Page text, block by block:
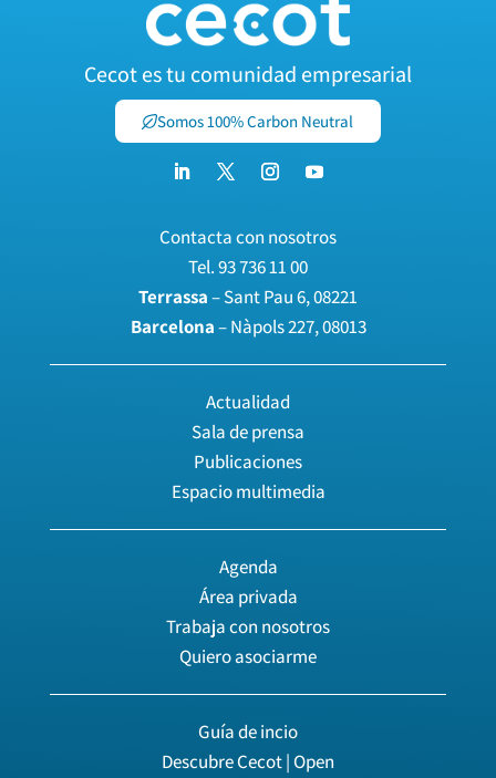
Cecot es tu comunidad empresarial
Somos 100% Carbon Neutral
Contacta con nosotros
Tel.93 736 11 00
Terrassa– Sant Pau 6, 08221
Barcelona– Nàpols 227, 08013
Actualidad
Sala de prensa
Publicaciones
Espacio multimedia
Agenda
Área privada
Trabaja con nosotros
Quiero asociarme
Guía de incio
Descubre Cecot | Open